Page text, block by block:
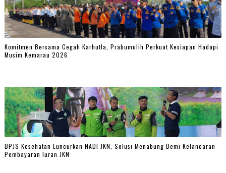
Komitmen Bersama Cegah Karhutla, Prabumulih Perkuat Kesiapan Hadapi
Musim Kemarau 2026
BPJS Kesehatan Luncurkan NADI JKN, Solusi Menabung Demi Kelancaran
Pembayaran Iuran JKN